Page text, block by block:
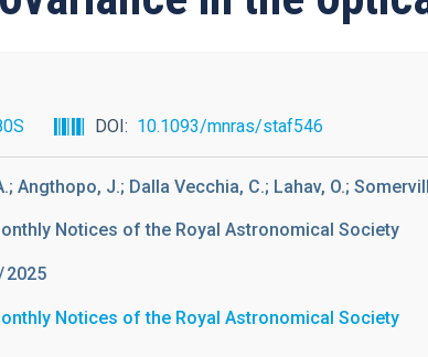
DOI 10.1093/mnras/staf546
Angthopo, J.; Dalla Vecchia, C.; Lahav, O.;
Notices of the Royal Astronomical Society
2025
Notices of the Royal Astronomical Society